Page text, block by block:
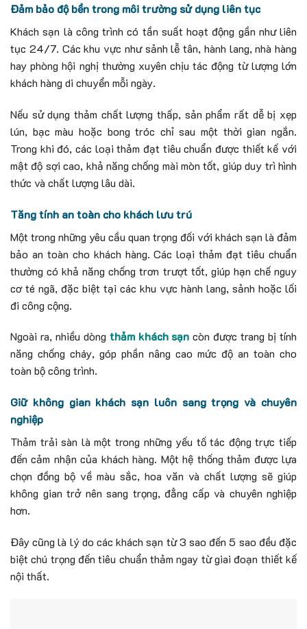
Đảm bảo độ bền trong môi trường sử dụng liên tục
Khách sạn là công trình có tần suất hoạt động gần như liên
tục 24/7. Các khu vực như sảnh lễ tân, hành lang, nhà hàng
hay phòng hội nghị thường xuyên chịu tác động từ lượng lớn
khách hàng di chuyển mỗi ngày.
Nếu sử dụng thảm chất lượng thấp, sản phẩm rất dễ bị xẹp
lún, bạc màu hoặc bong tróc chỉ sau một thời gian ngắn.
Trong khi đó, các loại thảm đạt tiêu chuẩn được thiết kế với
mật độ sợi cao, khả năng chống mài mòn tốt, giúp duy trì hình
thức và chất lượng lâu dài.
Tăng tính an toàn cho khách lưu trú
Một trong những yêu cầu quan trọng đối với khách sạn là đảm
bảo an toàn cho khách hàng. Các loại thảm đạt tiêu chuẩn
thường có khả năng chống trơn trượt tốt, giúp hạn chế nguy
cơ té ngã, đặc biệt tại các khu vực hành lang, sảnh hoặc lối
đi công cộng.
Ngoài ra, nhiều dòng thảm khách sạn còn được trang bị tính
năng chống cháy, góp phần nâng cao mức độ an toàn cho
toàn bộ công trình.
Giữ không gian khách sạn luôn sang trọng và chuyên
nghiệp
Thảm trải sàn là một trong những yếu tố tác động trực tiếp
đến cảm nhận của khách hàng. Một hệ thống thảm được lựa
chọn đồng bộ về màu sắc, hoa văn và chất lượng sẽ giúp
không gian trở nên sang trọng, đẳng cấp và chuyên nghiệp
hơn.
Đây cũng là lý do các khách sạn từ 3 sao đến 5 sao đều đặc
biệt chú trọng đến tiêu chuẩn thảm ngay từ giai đoạn thiết kế
nội thất.